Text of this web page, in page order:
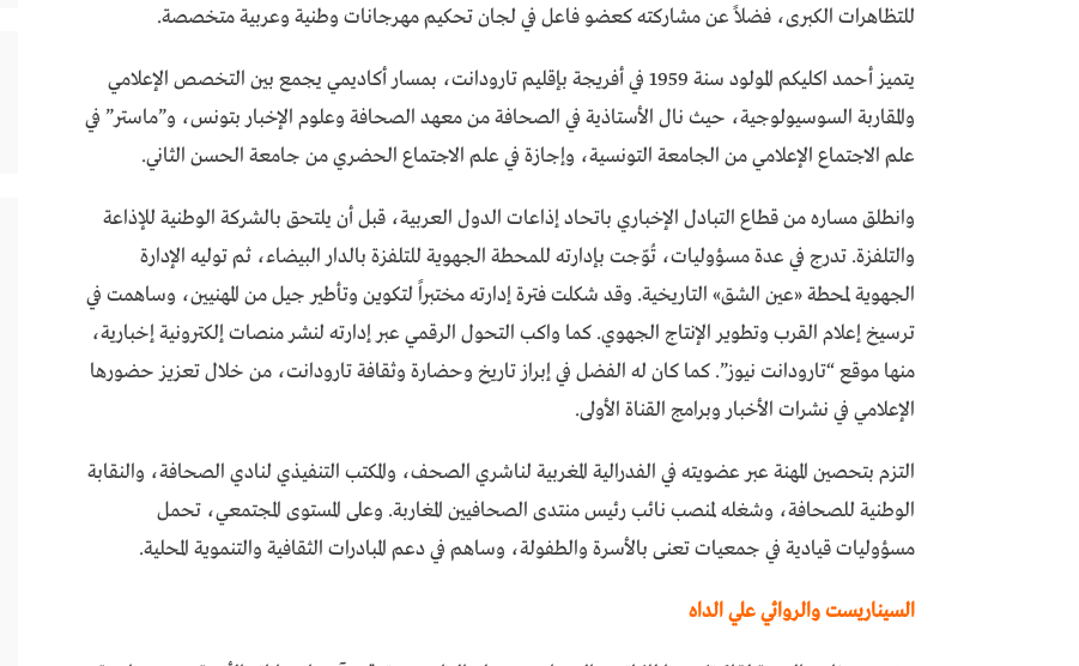
للتظاهرات الكبرى، فضلاً عن مشاركته كعضو فاعل في لجان تحكيم مهرجانات وطنية وعربية متخصصة.
يتميز أحمد اكليكم المولود سنة 1959 في أفريجة بإقليم تارودانت، بمسار أكاديمي يجمع بين التخصص الإعلامي
والمقاربة السوسيولوجية، حيث نال الأستاذية في الصحافة من معهد الصحافة وعلوم الإخبار بتونس، و”ماستر” في
علم الاجتماع الإعلامي من الجامعة التونسية، وإجازة في علم الاجتماع الحضري من جامعة الحسن الثاني.
وانطلق مساره من قطاع التبادل الإخباري باتحاد إذاعات الدول العربية، قبل أن يلتحق بالشركة الوطنية للإذاعة
والتلفزة. تدرج في عدة مسؤوليات، تُوّجت بإدارته للمحطة الجهوية للتلفزة بالدار البيضاء، ثم توليه الإدارة
الجهوية لمحطة «عين الشق» التاريخية. وقد شكلت فترة إدارته مختبراً لتكوين وتأطير جيل من المهنيين، وساهمت في
ترسيخ إعلام القرب وتطوير الإنتاج الجهوي. كما واكب التحول الرقمي عبر إدارته لنشر منصات إلكترونية إخبارية،
منها موقع “تارودانت نيوز”. كما كان له الفضل في إبراز تاريخ وحضارة وثقافة تارودانت، من خلال تعزيز حضورها
الإعلامي في نشرات الأخبار وبرامج القناة الأولى.
التزم بتحصين المهنة عبر عضويته في الفدرالية المغربية لناشري الصحف، والمكتب التنفيذي لنادي الصحافة، والنقابة
الوطنية للصحافة، وشغله لمنصب نائب رئيس منتدى الصحافيين المغاربة. وعلى المستوى المجتمعي، تحمل
مسؤوليات قيادية في جمعيات تعنى بالأسرة والطفولة، وساهم في دعم المبادرات الثقافية والتنموية المحلية.
السيناريست والروائي علي الداه